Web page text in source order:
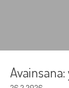
Avainsana: